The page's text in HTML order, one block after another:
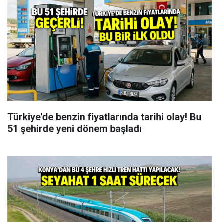
Türkiye'de benzin fiyatlarında tarihi olay! Bu
51 şehirde yeni dönem başladı